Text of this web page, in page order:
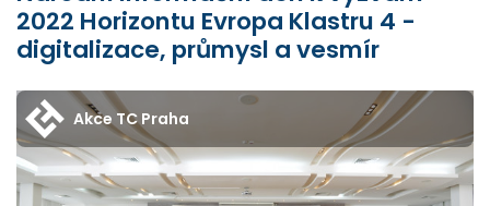
2022 Horizontu Evropa Klastru 4 -
digitalizace, průmysl a vesmír
Akce TC Praha